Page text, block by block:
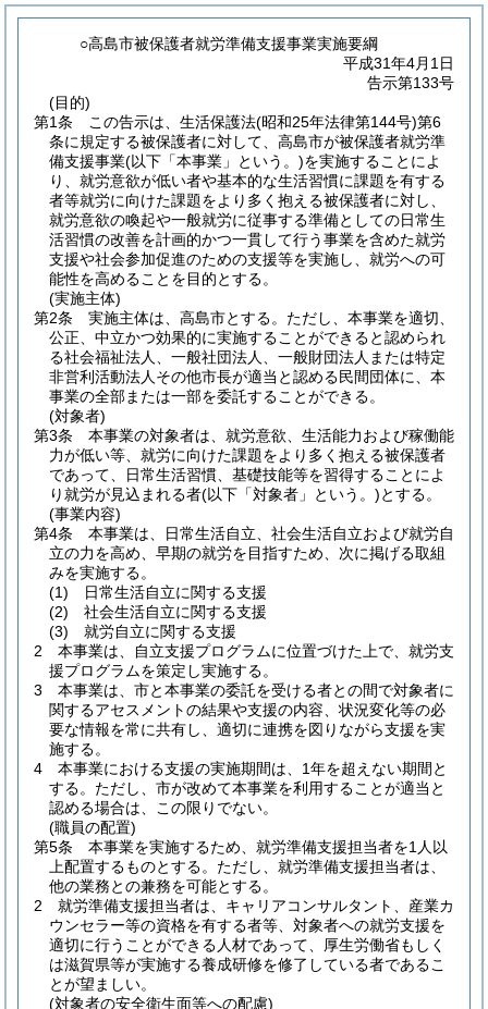
○高島市被保護者就労準備支援事業実施要綱
平成31年4月1日
告示第133号
(目的)
第1条
この告示は、生活保護法(昭和25年法律第144号)第6
条に規定する被保護者に対して、高島市が被保護者就労準
備支援事業(以下「本事業」という。)を実施することによ
り、就労意欲が低い者や基本的な生活習慣に課題を有する
者等就労に向けた課題をより多く抱える被保護者に対し、
就労意欲の喚起や一般就労に従事する準備としての日常生
活習慣の改善を計画的かつ一貫して行う事業を含めた就労
支援や社会参加促進のための支援等を実施し、就労への可
能性を高めることを目的とする。
(実施主体)
第2条
実施主体は、高島市とする。 ただし、本事業を適切、
公正、中立かつ効果的に実施することができると認められ
る社会福祉法人、一般社団法人、一般財団法人または特定
非営利活動法人その他市長が適当と認める民間団体に、本
事業の全部または一部を委託することができる。
(対象者)
第3条
本事業の対象者は、就労意欲、生活能力および稼働能
力が低い等、就労に向けた課題をより多く抱える被保護者
であって、日常生活習慣、基礎技能等を習得することによ
り就労が見込まれる者(以下「対象者」という。)とする。
(事業内容)
第4条
本事業は、日常生活自立、社会生活自立および就労自
立の力を高め、早期の就労を目指すため、次に掲げる取組
みを実施する。
(1)
日常生活自立に関する支援
(2)
社会生活自立に関する支援
(3)
就労自立に関する支援
2
本事業は、自立支援プログラムに位置づけた上で、就労支
援プログラムを策定し実施する。
3
本事業は、市と本事業の委託を受ける者との間で対象者に
関するアセスメントの結果や支援の内容、状況変化等の必
要な情報を常に共有し、適切に連携を図りながら支援を実
施する。
4
本事業における支援の実施期間は、1年を超えない期間と
する。 ただし、市が改めて本事業を利用することが適当と
認める場合は、この限りでない。
(職員の配置)
第5条
本事業を実施するため、就労準備支援担当者を1人以
上配置するものとする。 ただし、就労準備支援担当者は、
他の業務との兼務を可能とする。
2
就労準備支援担当者は、キャリアコンサルタント、産業カ
ウンセラー等の資格を有する者等、対象者への就労支援を
適切に行うことができる人材であって、厚生労働省もしく
は滋賀県等が実施する養成研修を修了している者であるこ
とが望ましい。
(対象者の安全衛生面等への配慮)